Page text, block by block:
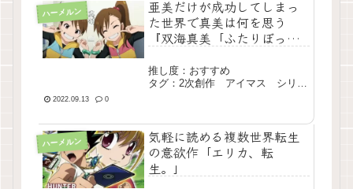
ハーメルン
亜美だけが成功してしまっ
た世界で真美は何を思う
『双海真美「ふたりぼっ
推し度：おすすめ
タグ：2次創作 アイマス シリア
2022.09.13 0
ハーメルン
気軽に読める複数世界転生
の意欲作「エリカ、転
生。」